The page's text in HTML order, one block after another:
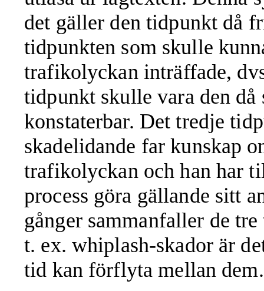
det gäller den tidpunkt då
tidpunkten som skulle
trafikolyckan inträffade,
tidpunkt skulle vara den
konstaterbar. Det tredje
skadelidande far kunskap
trafikolyckan och han har
process göra gällande sitt
gånger sammanfaller detre
t. ex. whiplash-skador är
tid kan förflyta mellan dem.